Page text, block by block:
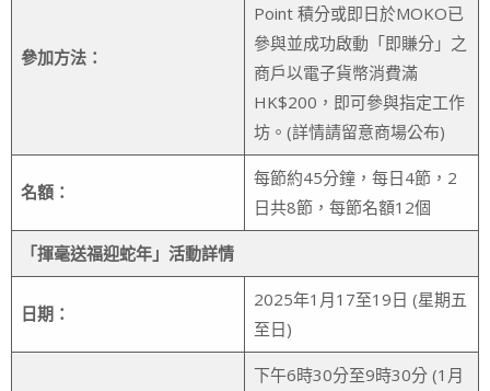
參加方法：
Point 積分或即日於MOKO已
參與並成功啟動「即賺分」之
商戶以電子貨幣消費滿
HK$200，即可參與指定工作
坊。(詳情請留意商場公布)
名額：
每節約45分鐘，每日4節，2
日共8節，每節名額12個
「揮毫送福迎蛇年」活動詳情
日期：
2025年1月17至19日 (星期五
至日)
下午6時30分至9時30分 (1月